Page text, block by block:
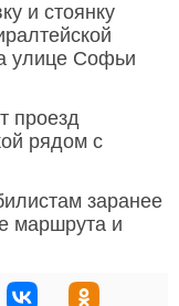
и стоянку
улице Софьи
проезд
рядом с
заранее
маршрута и